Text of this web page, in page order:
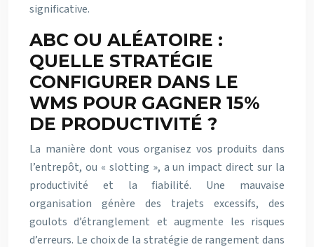
significative.
ABC OU ALÉATOIRE :
QUELLE STRATÉGIE
CONFIGURER DANS LE
WMS POUR GAGNER 15%
DE PRODUCTIVITÉ ?
La manière dont vous organisez vos produits dans
l’entrepôt, ou « slotting », a un impact direct sur la
productivité et la fiabilité. Une mauvaise
organisation génère des trajets excessifs, des
goulots d’étranglement et augmente les risques
d’erreurs. Le choix de la stratégie de rangement dans